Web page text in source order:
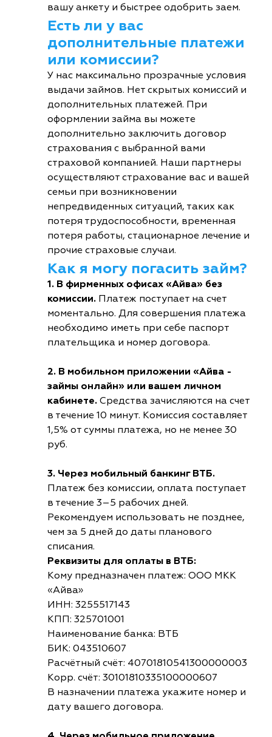
вашу анкету и быстрее одобрить заем.
Есть ли у вас
дополнительные платежи
или комиссии?
У нас максимально прозрачные условия
выдачи займов. Нет скрытых комиссий и
дополнительных платежей. При
оформлении займа вы можете
дополнительно заключить договор
страхования с выбранной вами
страховой компанией. Наши партнеры
осуществляют страхование вас и вашей
семьи при возникновении
непредвиденных ситуаций, таких как
потеря трудоспособности, временная
потеря работы, стационарное лечение и
прочие страховые случаи.
Как я могу погасить займ?
1. В фирменных офисах «Айва» без
комиссии. Платеж поступает на счет
моментально. Для совершения платежа
необходимо иметь при себе паспорт
плательщика и номер договора.
2. В мобильном приложении «Айва -
займы онлайн» или вашем личном
кабинете. Средства зачисляются на счет
в течение 10 минут. Комиссия составляет
1,5% от суммы платежа, но не менее 30
руб.
3. Через мобильный банкинг ВТБ.
Платеж без комиссии, оплата поступает
в течение 3–5 рабочих дней.
Рекомендуем использовать не позднее,
чем за 5 дней до даты планового
списания.
Реквизиты для оплаты в ВТБ:
Кому предназначен платеж: ООО МКК
«Айва»
ИНН: 3255517143
КПП: 325701001
Наименование банка: ВТБ
БИК: 043510607
Расчётный счёт: 40701810541300000003
Корр. счёт: 30101810335100000607
В назначении платежа укажите номер и
дату вашего договора.